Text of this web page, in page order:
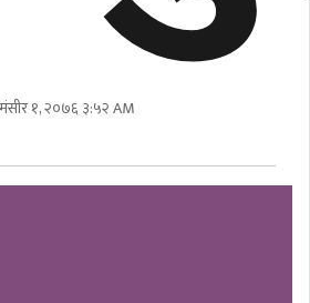
मंसीर १, २०७६ ३:५२ AM